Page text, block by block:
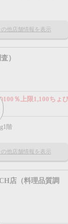
の他店舗情報を表示
）
100％上限1,100ちょ
階
の他店舗情報を表示
店（料理品質調